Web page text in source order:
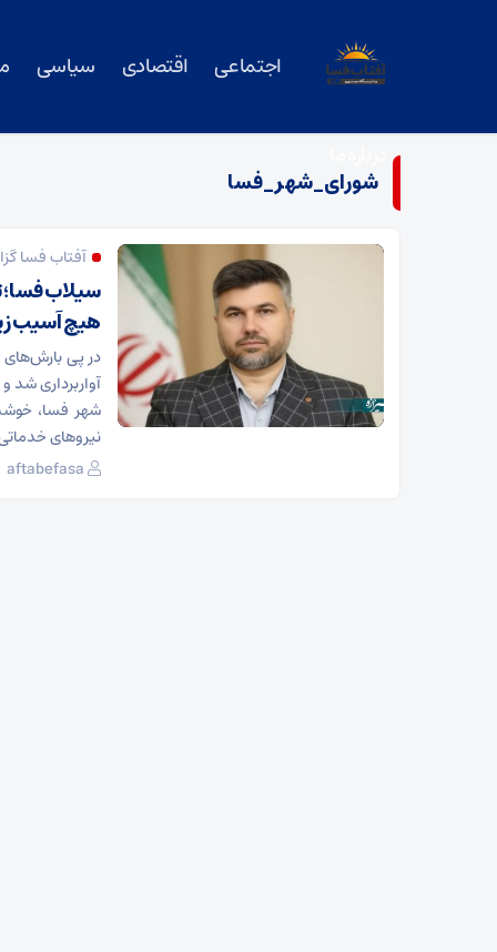
اجتماعی اقتصادی سیاسی
شورای_شهر_فسا
آفتاب فسا
سیلاب
هیچ آسیب
در پی
آواربرداری
شهر فسا،
نیروهای
aftabefasa